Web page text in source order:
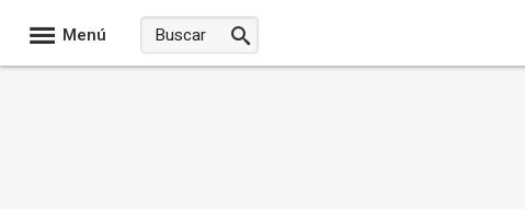
Menú